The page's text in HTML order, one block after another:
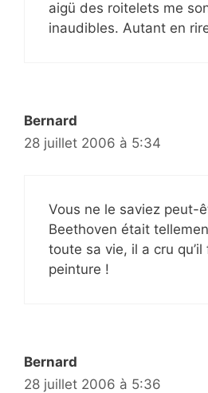
aigü des roitelets me
inaudibles. Autant en
Bernard
28 juillet 2006 à 5:34
Vous ne le saviez peut-
Beethoven était
toute sa vie, il a cru
peinture !
Bernard
28 juillet 2006 à 5:36